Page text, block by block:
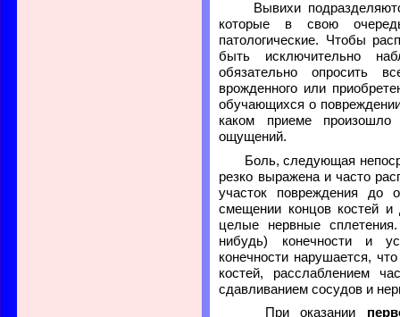
Вывихи
которые в свою
патологические. Чтобы
быть исключительно
обязательно опросить
врожденного или
обучающихся о
каком приеме
ощущений.
Боль, следующая
резко выражена и часто
участок повреждения до
смещении концов костей
целые нервные
нибудь) конечности и
конечности нарушается,
костей, расслаблением
сдавливанием сосудов и
При оказании